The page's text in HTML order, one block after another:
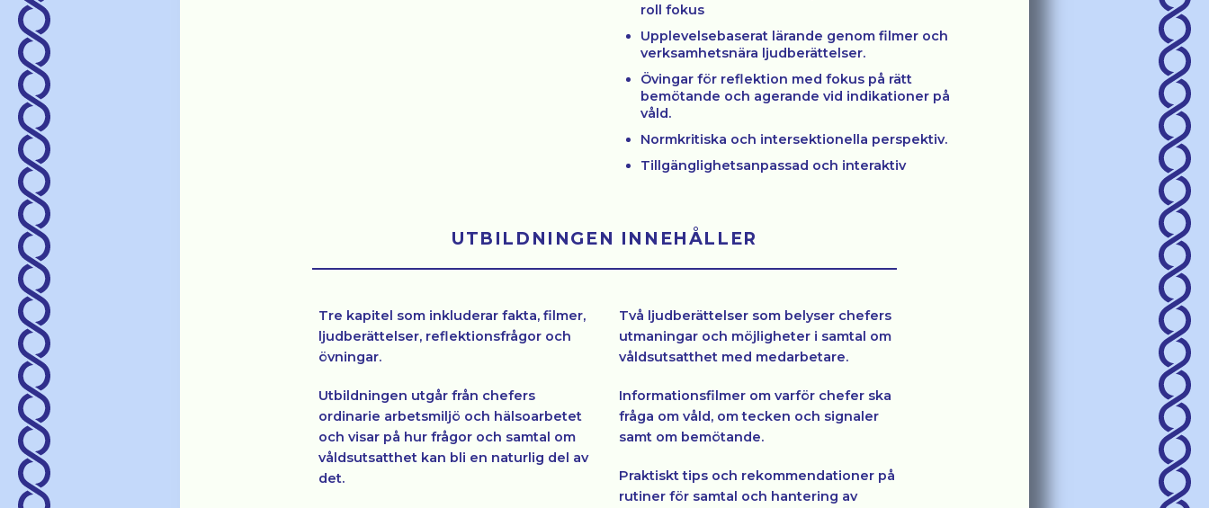
roll fokus
Upplevelsebaserat lärande genom filmer och
verksamhetsnära ljudberättelser.
Övingar för reflektion med fokus på rätt
bemötande och agerande vid indikationer på
våld.
Normkritiska och intersektionella perspektiv.
Tillgänglighetsanpassad och interaktiv
UTBILDNINGEN INNEHÅLLER
Tre kapitel som inkluderar fakta, filmer,
ljudberättelser, reflektionsfrågor och
övningar.
Utbildningen utgår från chefers
ordinarie arbetsmiljö och hälsoarbetet
och visar på hur frågor och samtal om
våldsutsatthet kan bli en naturlig del av
det.
Två ljudberättelser som belyser chefers
utmaningar och möjligheter i samtal om
våldsutsatthet med medarbetare.
Informationsfilmer om varför chefer ska
fråga om våld, om tecken och signaler
samt om bemötande.
Praktiskt tips och rekommendationer på
rutiner för samtal och hantering av